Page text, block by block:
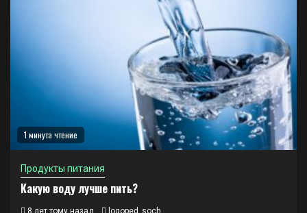
1 минута чтение
Продукты питания
Какую воду лучше пить?
8 лет тому назад logoped_soch